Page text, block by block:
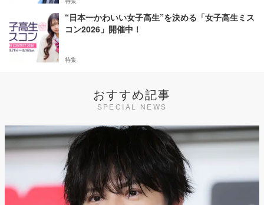
“日本一かわいい女子高生”を決める「女子高生ミス
コン2026」開催中！
特集
おすすめ記事
SPECIAL NEWS